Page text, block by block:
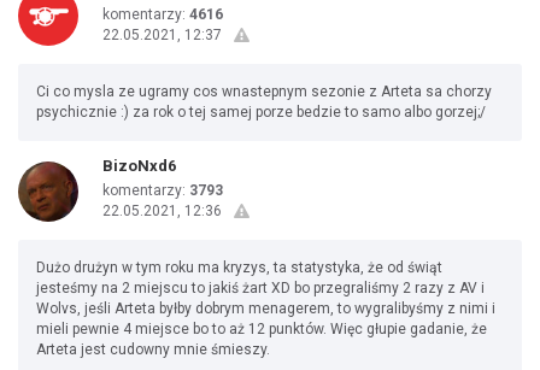
komentarzy: 4616
22.05.2021, 12:37
Ci co mysla ze ugramy cos wnastepnym sezonie z Arteta sa chorzy
psychicznie :) za rok o tej samej porze bedzie to samo albo gorzej;/
BizoNxd6
komentarzy: 3793
22.05.2021, 12:36
Dużo drużyn w tym roku ma kryzys, ta statystyka, że od świąt
jesteśmy na 2 miejscu to jakiś żart XD bo przegraliśmy 2 razy z AV i
Wolvs, jeśli Arteta byłby dobrym menagerem, to wygralibyśmy z nimi i
mieli pewnie 4 miejsce bo to aż 12 punktów. Więc głupie gadanie, że
Arteta jest cudowny mnie śmieszy.